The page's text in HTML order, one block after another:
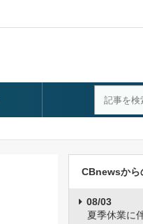
CBnewsから
08/03
夏季休業に